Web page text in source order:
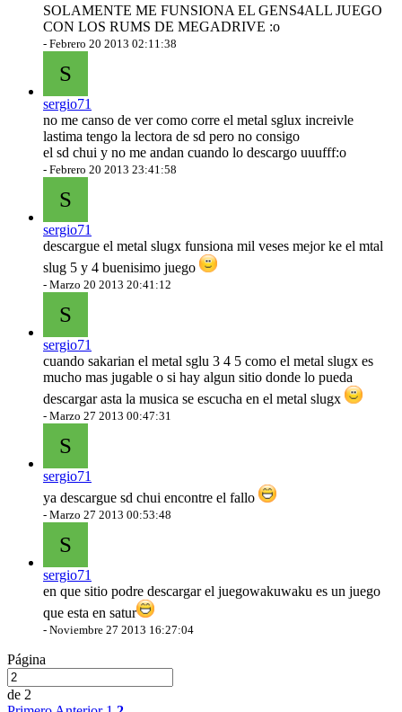
SOLAMENTE ME FUNSIONA EL GENS4ALL JUEGO
CON LOS RUMS DE MEGADRIVE :o
- Febrero 20 2013 02:11:38
S
sergio71
no me canso de ver como corre el metal sglux increivle
lastima tengo la lectora de sd pero no consigo
el sd chui y no me andan cuando lo descargo uuufff:o
- Febrero 20 2013 23:41:58
S
sergio71
descargue el metal slugx funsiona mil veses mejor ke el mtal
slug 5 y 4 buenisimo juego
- Marzo 20 2013 20:41:12
S
sergio71
cuando sakarian el metal sglu 3 4 5 como el metal slugx es
mucho mas jugable o si hay algun sitio donde lo pueda
descargar asta la musica se escucha en el metal slugx
- Marzo 27 2013 00:47:31
S
sergio71
ya descargue sd chui encontre el fallo
- Marzo 27 2013 00:53:48
S
sergio71
en que sitio podre descargar el juegowakuwaku es un juego
que esta en satur
- Noviembre 27 2013 16:27:04
Página
de 2